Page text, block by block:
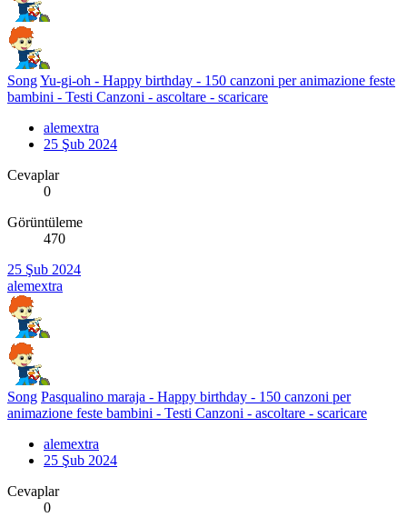
SongYu-gi-oh - Happy birthday - 150 canzoni per animazione feste
bambini - Testi Canzoni - ascoltare - scaricare
alemextra
25 Şub 2024
Cevaplar
0
Görüntüleme
470
25 Şub 2024
alemextra
Song Pasqualino maraja - Happy birthday - 150 canzoni per
animazione feste bambini - Testi Canzoni - ascoltare - scaricare
alemextra
25 Şub 2024
Cevaplar
0